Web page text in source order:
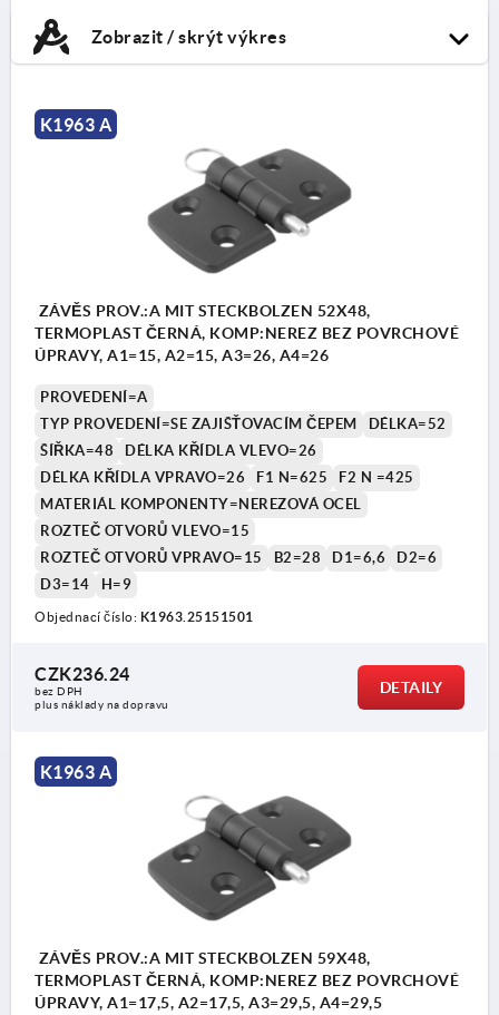
Zobrazit / skrýt výkres
Provedení B: s čepem/hlavou a klíčovým
kroužkem
Provedení D: se zajišťovacím čepem/sklopnou
4) Klíčový kroužek
K1963 A
ZÁVĚS PROV.:A MIT STECKBOLZEN 52X48,
TERMOPLAST ČERNÁ, KOMP:NEREZ BEZ POVRCHOVÉ
ÚPRAVY, A1=15, A2=15, A3=26, A4=26
PROVEDENÍ=A
TYP PROVEDENÍ=SE ZAJIŠŤOVACÍM ČEPEM
DÉLKA=52
ŠÍŘKA=48
DÉLKA KŘÍDLA VLEVO=26
DÉLKA KŘÍDLA VPRAVO=26
F1 N=625
F2 N =425
MATERIÁL KOMPONENTY=NEREZOVÁ OCEL
ROZTEČ OTVORŮ VLEVO=15
ROZTEČ OTVORŮ VPRAVO=15
B2=28 D1=6,6
D2=6
D3=14
H=9
Objednací číslo: K1963.25151501
CZK236.24
bez DPH
plus náklady na dopravu
DETAILY
K1963 A
ZÁVĚS PROV.:A MIT STECKBOLZEN 59X48,
TERMOPLAST ČERNÁ, KOMP:NEREZ BEZ POVRCHOVÉ
ÚPRAVY, A1=17,5, A2=17,5, A3=29,5, A4=29,5